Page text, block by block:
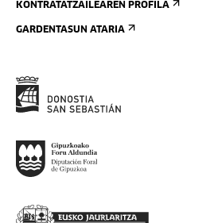
KONTRATATZAILEAREN PROFILA
GARDENTASUN ATARIA